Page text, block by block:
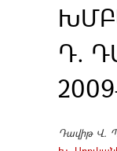
Դ.
Դավիթ Վ.